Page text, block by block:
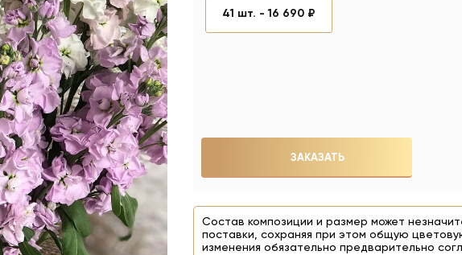
41 шт. -16 690 ₽
ЗАКАЗАТЬ
Состав композиции и размер может
поставки, сохраняя при этом общую
изменения обязательно предварительно